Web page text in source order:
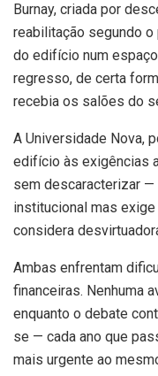
Burnay, criada por
reabilitação segundo
do edifício num
regresso, de certa
recebia os salões do
A Universidade Nova,
edifício às exigências
sem descaracterizar —
institucional mas
considera
Ambas enfrentam
financeiras. Nenhuma
enquanto o debate
se — cada ano que
mais urgente ao